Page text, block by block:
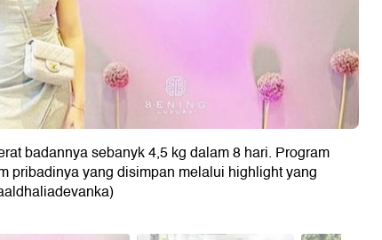
badannya sebanyk 4,5 kg dalam 8 hari. Program
pribadinya yang disimpan melalui highlight yang